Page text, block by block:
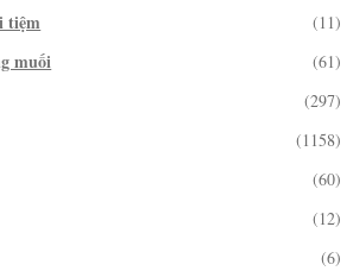
tiệm (11)
muối (61)
(297)
(1158)
(60)
(12)
(6)